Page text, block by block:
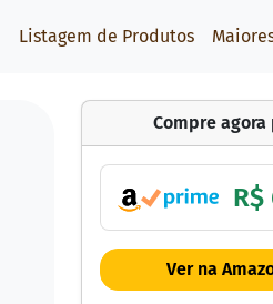
Listagem de Produtos
Compre agora
R$
Ver na